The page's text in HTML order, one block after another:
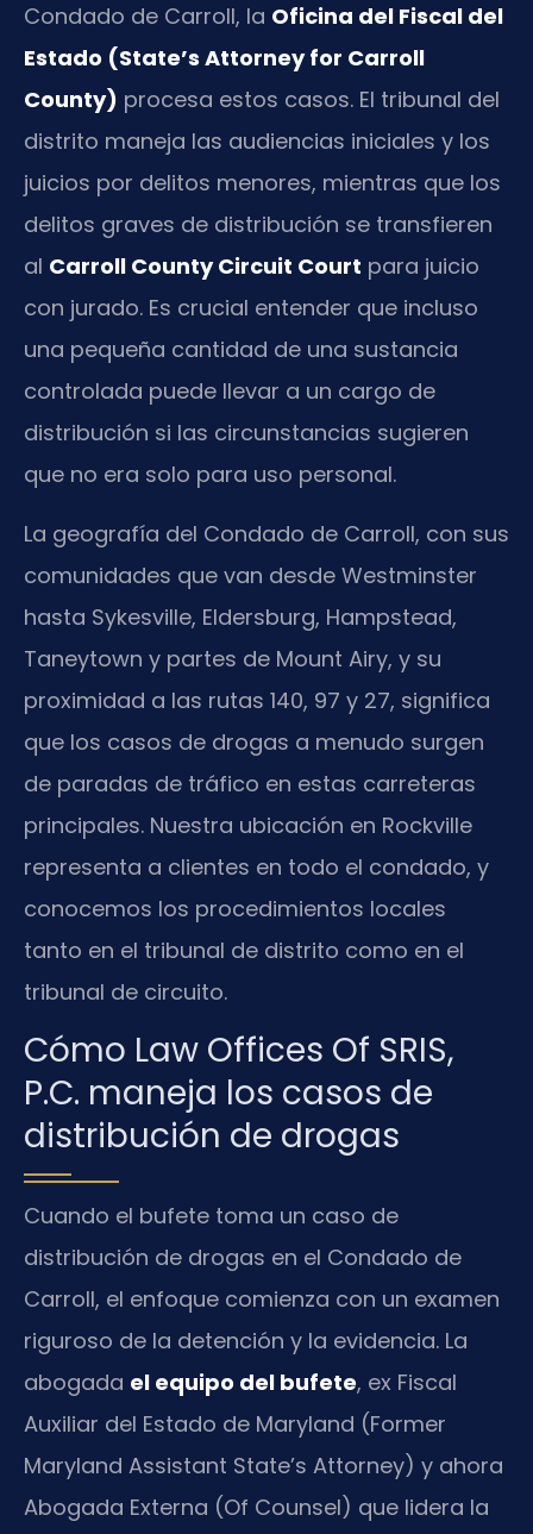
Condado de Carroll, la Oficina del Fiscal del
Estado (State’s Attorney for Carroll
County) procesa estos casos. El tribunal del
distrito maneja las audiencias iniciales y los
juicios por delitos menores, mientras que los
delitos graves de distribución se transfieren
al Carroll County Circuit Court para juicio
con jurado. Es crucial entender que incluso
una pequeña cantidad de una sustancia
controlada puede llevar a un cargo de
distribución si las circunstancias sugieren
que no era solo para uso personal.
La geografía del Condado de Carroll, con sus
comunidades que van desde Westminster
hasta Sykesville, Eldersburg, Hampstead,
Taneytown y partes de Mount Airy, y su
proximidad a las rutas 140, 97 y 27, significa
que los casos de drogas a menudo surgen
de paradas de tráfico en estas carreteras
principales. Nuestra ubicación en Rockville
representa a clientes en todo el condado, y
conocemos los procedimientos locales
tanto en el tribunal de distrito como en el
tribunal de circuito.
Cómo Law Offices Of SRIS,
P.C. maneja los casos de
distribución de drogas
Cuando el bufete toma un caso de
distribución de drogas en el Condado de
Carroll, el enfoque comienza con un examen
riguroso de la detención y la evidencia. La
abogada el equipo del bufete, ex Fiscal
Auxiliar del Estado de Maryland (Former
Maryland Assistant State’s Attorney) y ahora
Abogada Externa (Of Counsel) que lidera la